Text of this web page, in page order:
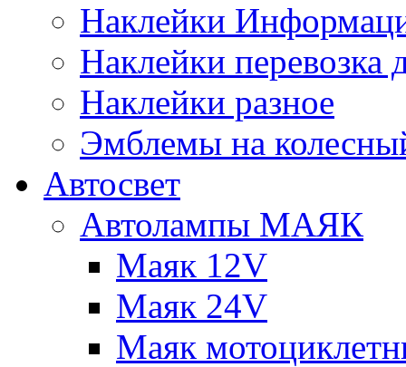
Наклейки
Наклейки перевозка
Наклейки разное
Эмблемы на
Автосвет
Автолампы МАЯК
Маяк 12V
Маяк 24V
Маяк